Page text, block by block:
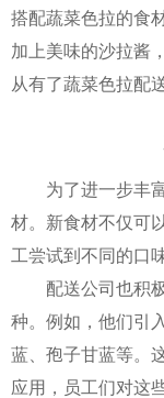
搭配蔬菜色拉的食
加上美味的沙拉酱
从有了蔬菜色拉配
为了进一步丰富
材。新食材不仅可
工尝试到不同的口味
配送公司也积极
种。例如，他们引
蓝、孢子甘蓝等。
应用，员工们对这